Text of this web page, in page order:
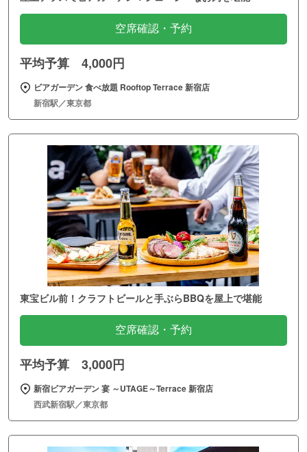
空席確認・予約
平均予算 4,000円
ビアガーデン 食べ放題 Rooftop Terrace 新宿店
新宿駅／東京都
東宝ビル前！クラフトビールと手ぶらBBQを屋上で堪能
空席確認・予約
平均予算 3,000円
新宿ビアガーデン 宴 ～UTAGE～Terrace 新宿店
西武新宿駅／東京都